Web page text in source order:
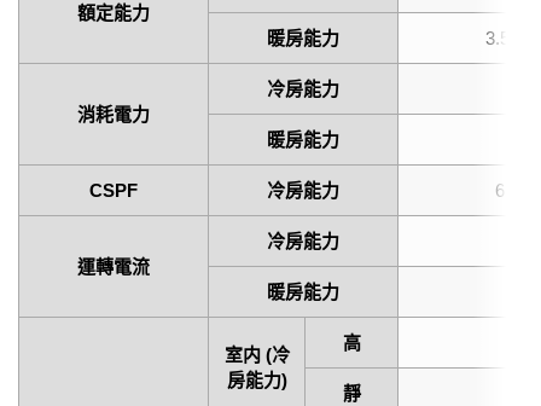
額定能力
暖房能力 3.5
消耗電力
冷房能力
暖房能力
CSPF 冷房能力 6.28
運轉電流
冷房能力
暖房能力
室内 (冷
房能力)
高
靜